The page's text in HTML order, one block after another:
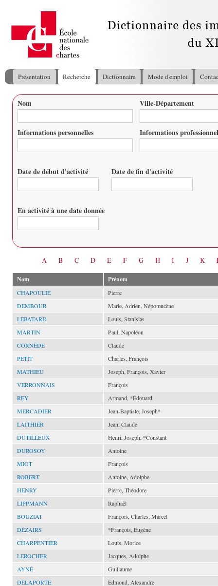
Menu principal
Présentation Recherche Dictionnaire Mode d'emploi
Vous êtes ici
Nom Ville-Département
Informations personnelles Informations
Date de début d'activité Date de fin d'activité
En activité à une date donnée
A B C D E F G H I J K
Nom Prénom
CHAPOULIE
Pierre
DEMBOUR
Marie, Adrien, Népomucène
LEBATARD
Louis, Stanislas
MARTIN
Paul, Napoléon
CORNÈDE
Claude
PETIT
Charles, François
MATHIEU
Joseph, François, Xavier
VERRONNAIS
François
REY
Armand, *Édouard
MERCADIER
Jean-Baptiste, Joseph*
LAITHIER
Jean, Claude
DUTILLEUX
Henri, Joseph, *Constant
DUROSOY
Antoine
MIOT
François
ROBERT
Antoine, Adolphe
HENRY
Pierre, Théodore
LIPPMANN
Raphaël
BOUZIAT
François, Charles, Marcel
DÉZAIRS
*François, Eugène
CHARPENTIER
Louis, Morice
LEROCHER
Jacques, Adolphe
AYNÉ
Guillaume
DELAPORTE
Edmond, Alexandre